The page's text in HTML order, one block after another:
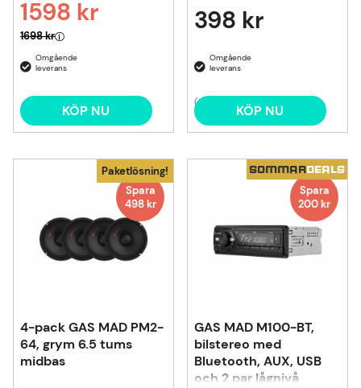
1598 kr
Ordinarie pris:
1698 kr
KÖP NU
398 kr
(6) KÖP NU
Paketlösning!
Spara
498 kr
4-pack GAS MAD PM2-
64, grym 6.5 tums
midbas
SOMMARDEALS
Spara
200kr
GAS MAD M100-BT,
bilstereo med
Bluetooth, AUX, USB
och 2 par lågnivå